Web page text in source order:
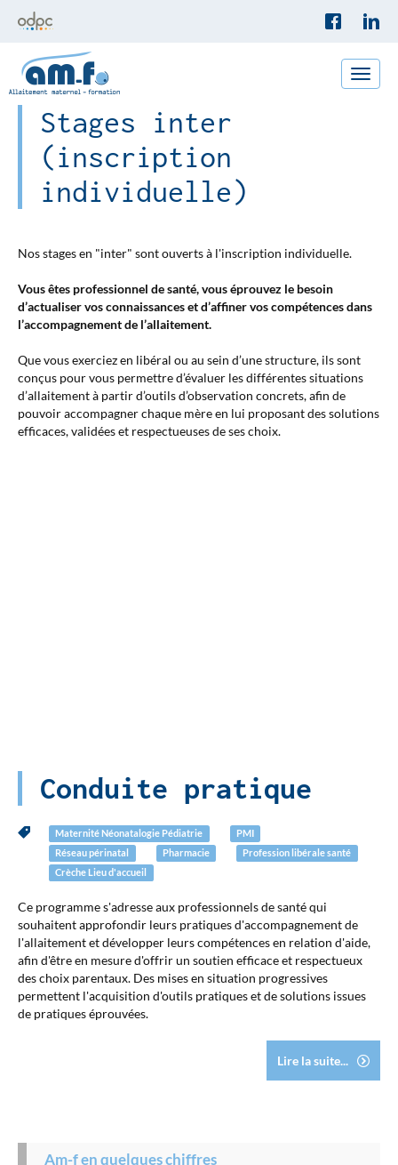
Toggle
Stages inter
(inscription
individuelle)
Nos stages en "inter" sont ouverts à l'inscription individuelle.
Vous êtes professionnel de santé, vous éprouvez le besoin
d’actualiser vos connaissances et d’affiner vos compétences dans
l’accompagnement de l’allaitement.
Que vous exerciez en libéral ou au sein d’une structure, ils sont
conçus pour vous permettre d’évaluer les différentes situations
d’allaitement à partir d’outils d’observation concrets, afin de
pouvoir accompagner chaque mère en lui proposant des solutions
efficaces, validées et respectueuses de ses choix.
Conduite pratique
Maternité Néonatalogie Pédiatrie
PMI
Réseau périnatal
Pharmacie
Profession libérale santé
Crèche Lieu d'accueil
Ce programme s'adresse aux professionnels de santé qui
souhaitent approfondir leurs pratiques d'accompagnement de
l'allaitement et développer leurs compétences en relation d'aide,
afin d'être en mesure d'offrir un soutien efficace et respectueux
des choix parentaux. Des mises en situation progressives
permettent l'acquisition d'outils pratiques et de solutions issues
de pratiques éprouvées.
Lire la suite...
Am-f en quelques chiffres